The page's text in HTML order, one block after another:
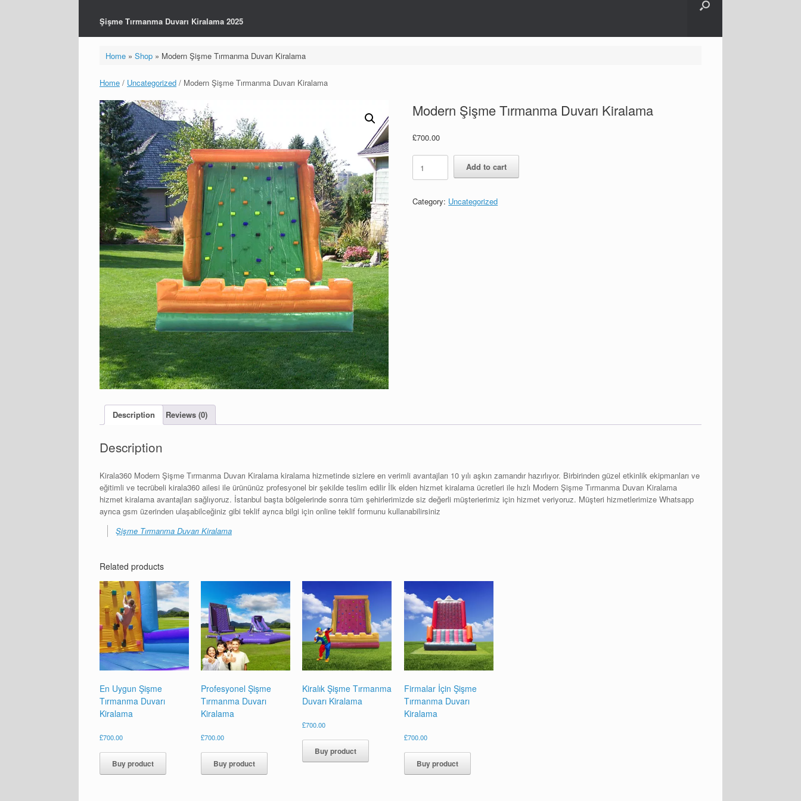
Şişme Tırmanma Duvarı Kiralama 2025
Home» Shop» Modern Şişme Tırmanma Duvarı Kiralama
Home / Uncategorized / Modern Şişme Tırmanma Duvarı Kiralama
Modern Şişme Tırmanma Duvarı Kiralama
£700.00
Modern
Şişme
Tırmanma
Kiralama
Add to cart
Category: Uncategorized
Description Reviews (0)
Description
Kirala360 Modern Şişme Tırmanma Duvarı Kiralama kiralama hizmetinde sizlere en verimli avantajları 10 yılı aşkın zamandır hazırlıyor. Birbirinden güzel etkinlik ekipmanları ve
eğitimli ve tecrübeli kirala360 ailesi ile ürününüz profesyonel bir şekilde teslim edilir İlk elden hizmet kiralama ücretleri ile hızlı Modern Şişme Tırmanma Duvarı Kiralama
hizmet kiralama avantajları sağlıyoruz. İstanbul başta bölgelerinde sonra tüm şehirlerimizde siz değerli müşterierimiz için hizmet veriyoruz. Müşteri hizmetlerimize Whatsapp
ayrıca gsm üzerinden ulaşabilceğiniz gibi teklif ayrıca bilgi için online teklif formunu kullanabilirsiniz
Şişme Tırmanma Duvarı Kiralama
Related products
En Uygun Şişme
Tırmanma Duvarı
Kiralama
£700.00
Buy product
Profesyonel Şişme
Tırmanma Duvarı
Kiralama
£700.00
Buy product
Kiralık Şişme Tırmanma
Duvarı Kiralama
£700.00
Buy product
Firmalar İçin Şişme
Tırmanma Duvarı
Kiralama
£700.00
Buy product